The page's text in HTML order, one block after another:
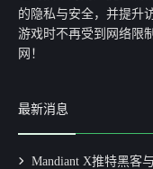
的隐私与安全，并提升
游戏时不再受到网络限
网！
最新消息
Mandiant X推特黑客